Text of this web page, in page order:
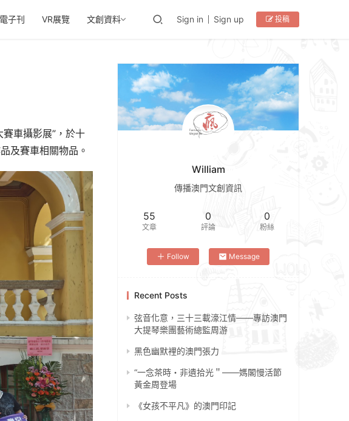
電子刊 VR展覽 文創資料 Sign in Sign up 投稿
車攝影展”，於十
及賽車相關物品。
William
傳播澳門文創資訊
55
文章
0
評論
0
粉絲
Follow Message
Recent Posts
弦音化意，三十三載濠江情——專訪澳門
大提琴樂團藝術總監周游
黑色幽默裡的澳門張力
“一念茶時・非遺拾光＂——媽閣慢活節
黃金周登場
《女孩不平凡》的澳門印記